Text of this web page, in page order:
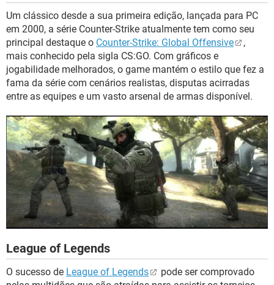
Um clássico desde a sua primeira edição, lançada para PC
em 2000, a série Counter-Strike atualmente tem como seu
principal destaque o Counter-Strike: Global Offensive
,
mais conhecido pela sigla CS:GO. Com gráficos e
jogabilidade melhorados, o game mantém o estilo que fez a
fama da série com cenários realistas, disputas acirradas
entre as equipes e um vasto arsenal de armas disponível.
League of Legends
O sucesso de League of Legends
pode ser comprovado